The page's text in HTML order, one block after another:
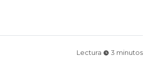
Lectura 3 minutos